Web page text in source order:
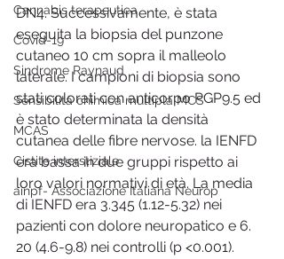
Cannabis terapeutica
Covid-19
Sindrome Raynaud
Sensibilità chimica multipla MCS
MCAS
Cistite interstiziale
ainpf- Associazione Italiana Neurop
DN4. Successivamente, è stata
eseguita la biopsia del punzone
cutaneo 10 cm sopra il malleolo
laterale. I campioni di biopsia sono
stati colorati con anticorpo PGP9.5 ed
è stato determinata la densità
cutanea delle fibre nervose. la IENFD
era bassa in due gruppi rispetto ai
loro valori normativi di età. La media
di IENFD era 3.345 (1.12-5.32) nei
pazienti con dolore neuropatico e 6.
20 (4.6-9.8) nei controlli (p <0.001).